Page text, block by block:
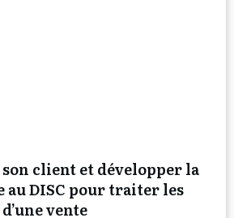
client et développer la
au DISC pour traiter les
vente